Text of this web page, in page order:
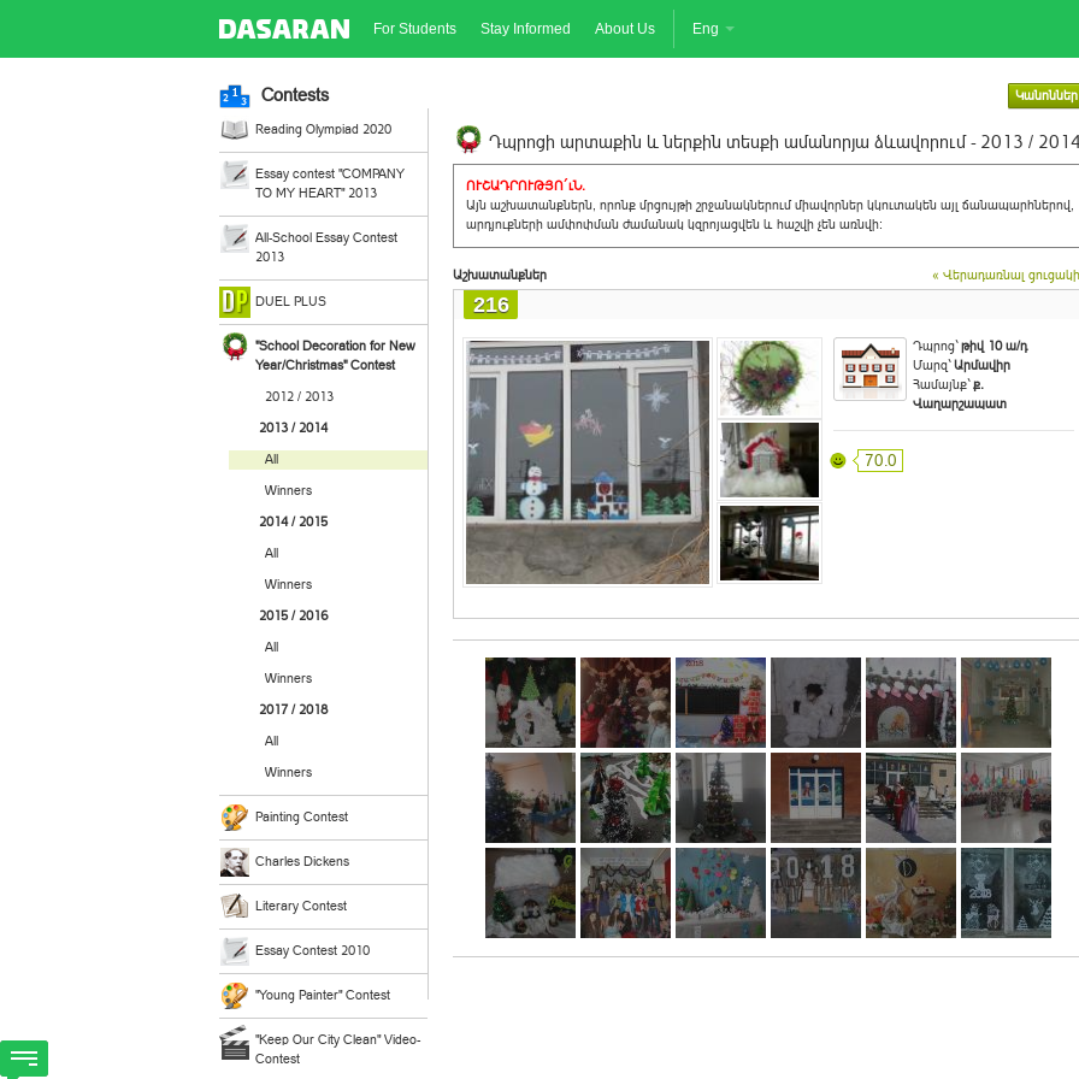
For Students Stay Informed About Us Eng
Contests Կանոններ
Reading Olympiad 2020
Essay contest "COMPANY
TO MY HEART" 2013
All-School Essay Contest
2013
DUEL PLUS
"School Decoration for New
Year/Christmas" Contest
2012 / 2013
2013 / 2014
All
Winners
2014 / 2015
All
Winners
2015 / 2016
All
Winners
2017 / 2018
All
Winners
Painting Contest
Charles Dickens
Literary Contest
Essay Contest 2010
"Young Painter" Contest
"Keep Our City Clean" Video-
Contest
Դպրոցի արտաքին և ներքին տեսքի ամանորյա ձևավորում - 2013 / 2014
ՈՒՇԱԴՐՈՒԹՅՈ´ւՆ.
Այն աշխատանքներն, որոնք մրցույթի շրջանակներում միավորներ կկուտակեն այլ ճանապարհներով,
արդյուքների ամփոփման ժամանակ կզրոյացվեն և հաշվի չեն առնվի:
Աշխատանքներ « Վերադառնալ
216
Դպրոց`թիվ 10 ա/դ
Մարզ`Արմավիր
Համայնք`ք.
Վաղարշապատ
70.0